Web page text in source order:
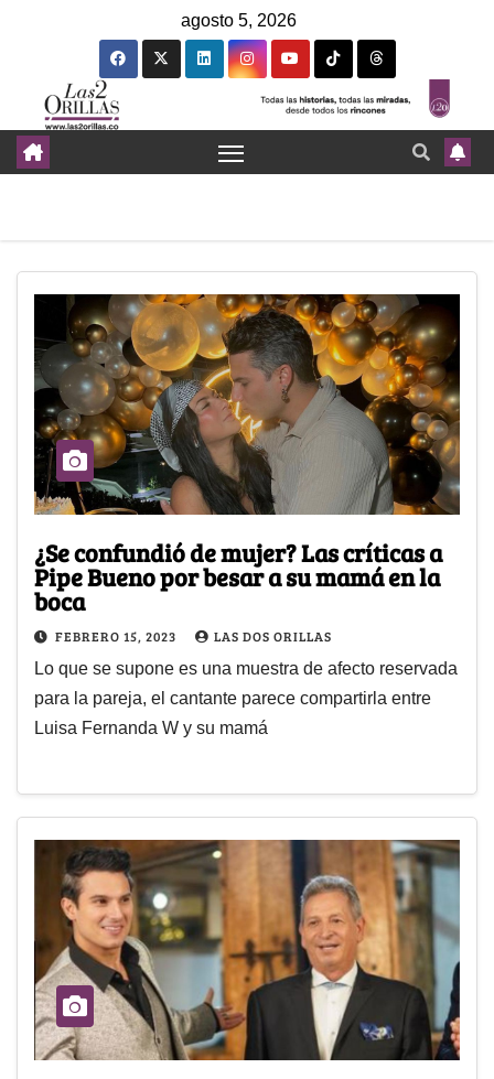
agosto 5, 2026
¿Se confundió de mujer? Las críticas a
Pipe Bueno por besar a su mamá en la
boca
FEBRERO 15, 2023 LAS DOS ORILLAS
Lo que se supone es una muestra de afecto reservada
para la pareja, el cantante parece compartirla entre
Luisa Fernanda W y su mamá